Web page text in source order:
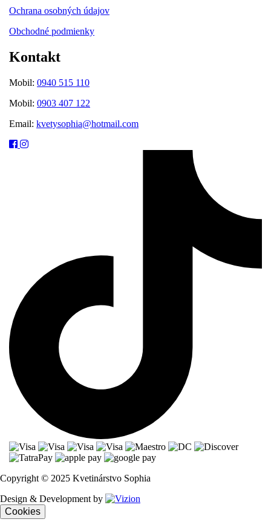
Ochrana osobných údajov
Obchodné podmienky
Kontakt
Mobil: 0940 515 110
Mobil: 0903 407 122
Email: kvetysophia@hotmail.com
Copyright © 2025 Kvetinárstvo Sophia
Design & Development by
Cookies